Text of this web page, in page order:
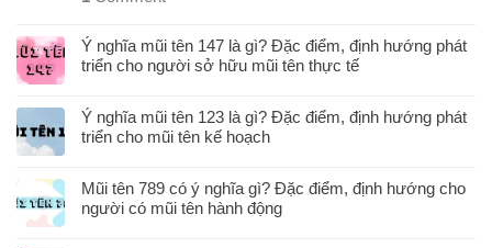
Ý nghĩa mũi tên 147 là gì? Đặc điểm, định hướng phát
triển cho người sở hữu mũi tên thực tế
Ý nghĩa mũi tên 123 là gì? Đặc điểm, định hướng phát
triển cho mũi tên kế hoạch
Mũi tên 789 có ý nghĩa gì? Đặc điểm, định hướng cho
người có mũi tên hành động